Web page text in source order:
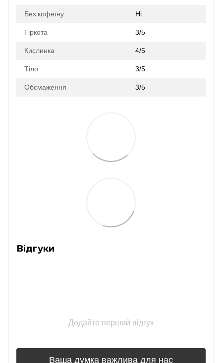
Без кофеїну Ні
Гіркота 3/5
Кислинка 4/5
Тіло 3/5
Обсмаження 3/5
Відгуки
Додайте перший відгук
Ваша думка важлива для нас